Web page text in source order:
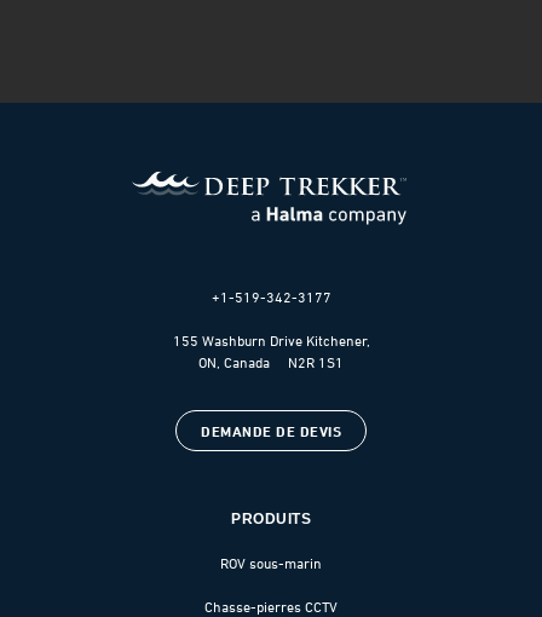
+1-519-342-3177
155 Washburn Drive Kitchener,
ON, Canada N2R 1S1
DEMANDE DE DEVIS
PRODUITS
ROV sous-marin
Chasse-pierres CCTV